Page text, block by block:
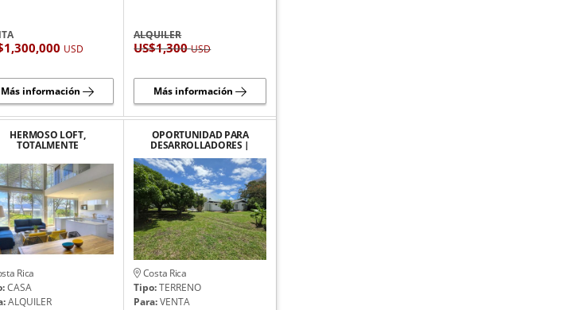
USD
Más información
ALQUILER
US$1,300USD
Más información
HERMOSO LOFT,
TOTALMENTE
EN SAN RAFAEL DE
ESCAZU
Rica
CASA
ALQUILER
OPORTUNIDAD PARA
DESARROLLADORES |
LEGADO PRIME
Costa Rica
Tipo:TERRENO
Para:VENTA